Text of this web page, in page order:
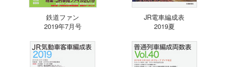
鉄道ファン
2019年7月号
JR電車編成表
2019夏